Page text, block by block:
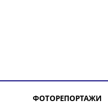
ФОТОРЕПОРТАЖИ